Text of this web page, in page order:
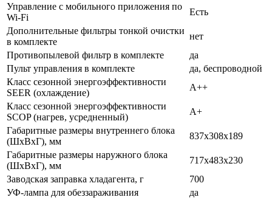
Управление c мобильного приложения по
Wi-Fi
Есть
Дополнительные фильтры тонкой очистки
в комплекте
нет
Противопылевой фильтр в комплекте
да
Пульт управления в комплекте
да, беспроводной
Класс сезонной энергоэффективности
SEER (охлаждение)
A++
Класс сезонной энергоэффективности
SCOP (нагрев, усредненный)
A+
Габаритные размеры внутреннего блока
(ШхВхГ), мм
837x308x189
Габаритные размеры наружного блока
(ШхВхГ), мм
717x483x230
Заводская заправка хладагента, г
700
УФ-лампа для обеззараживания
да